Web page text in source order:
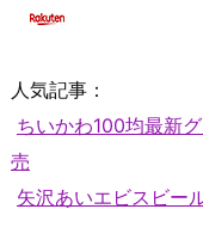
人気記事：
ちいかわ100均最新
売
矢沢あいエビスビー